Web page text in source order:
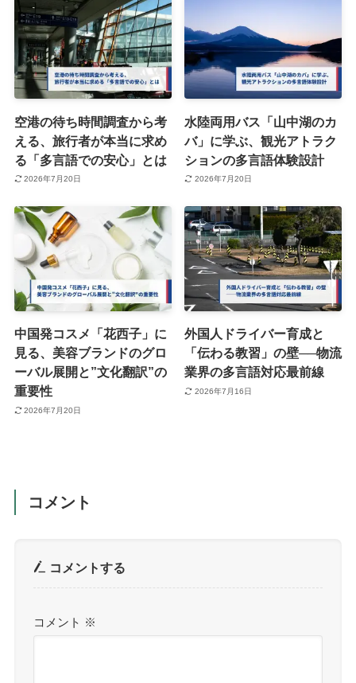
空港の待ち時間調査から考
える、旅行者が本当に求め
る「多言語での安心」とは
2026年7月20日
水陸両用バス「山中湖のカ
バ」に学ぶ、観光アトラク
ションの多言語体験設計
2026年7月20日
中国発コスメ「花西子」に
見る、美容ブランドのグロ
ーバル展開と”文化翻訳”の
重要性
2026年7月20日
外国人ドライバー育成と
「伝わる教習」の壁──物流
業界の多言語対応最前線
2026年7月16日
コメント
コメントする
コメント ※